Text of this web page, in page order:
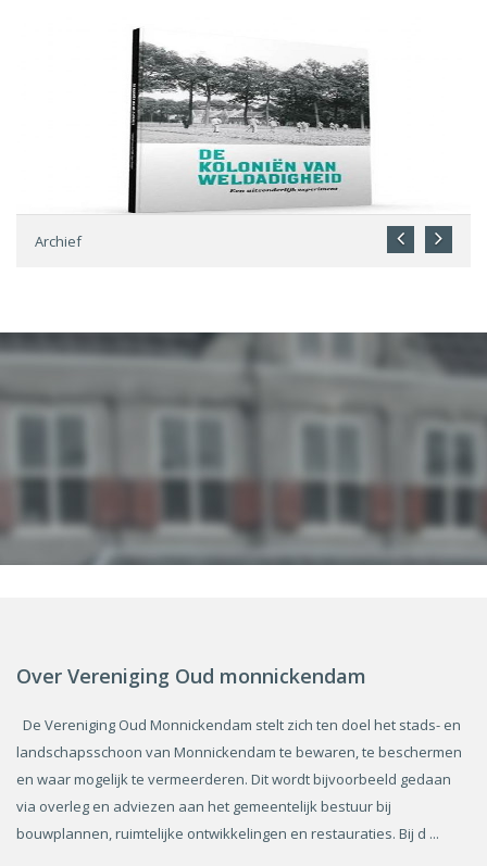
Archief
Over Vereniging Oud monnickendam
De Vereniging Oud Monnickendam stelt zich ten doel het stads- en
landschapsschoon van Monnickendam te bewaren, te beschermen
en waar mogelijk te vermeerderen. Dit wordt bijvoorbeeld gedaan
via overleg en adviezen aan het gemeentelijk bestuur bij
bouwplannen, ruimtelijke ontwikkelingen en restauraties. Bij d ...